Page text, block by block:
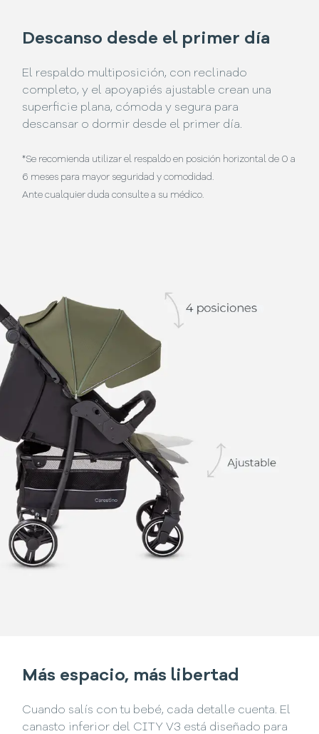
Descanso desde el primer día
El respaldo multiposición, con reclinado
completo, y el apoyapiés ajustable crean una
superficie plana, cómoda y segura para
descansar o dormir desde el primer día.
*Se recomienda utilizar el respaldo en posición horizontal de 0 a
6 meses para mayor seguridad y comodidad.
Ante cualquier duda consulte a su médico.
Más espacio, más libertad
Cuando salís con tu bebé, cada detalle cuenta. El
canasto inferior del CITY V3 está diseñado para